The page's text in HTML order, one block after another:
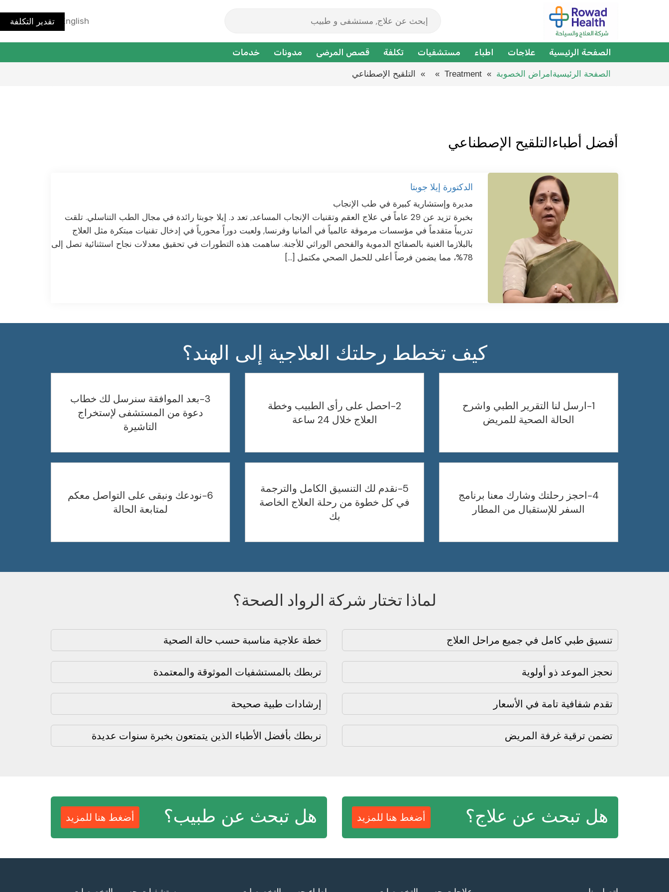
English تقدير التكلفة
الصفحة الرئيسية علاجات اطباء مستشفيات تكلفة قصص المرضى مدونات خدمات
الصفحة الرئيسية » Treatment » امراض الخصوبة » التلقيح الإصطناعي
أفضل أطباءالتلقيح الإصطناعي
الدكتورة إيلا جوبتا
مديرة وإستشارية كبيرة في طب الإنجاب
بخبرة تزيد عن 29 عاماً في علاج العقم وتقنيات الإنجاب المساعد, تعد د. إيلا جوبتا رائدة في مجال الطب التناسلي. تلقت
تدريباً متقدماً في مؤسسات مرموقة عالمياً في ألمانيا وفرنسا, ولعبت دوراً محورياً في إدخال تقنيات مبتكرة مثل العلاج
بالبلازما الغنية بالصفائح الدموية والفحص الوراثي للأجنة. ساهمت هذه التطورات في تحقيق معدلات نجاح استثنائية تصل إلى
78%، مما يضمن فرصاً أعلى للحمل الصحي مكتمل […]
كيف تخطط رحلتك العلاجية إلى الهند؟
3-بعد الموافقة سنرسل لك خطاب
دعوة من المستشفى لإستخراج
التاشيرة
2-احصل على رأى الطبيب وخطة
العلاج خلال 24 ساعة
1-ارسل لنا التقرير الطبي واشرح
الحالة الصحية للمريض
6-نودعك ونبقى على التواصل معكم
لمتابعة الحالة
5-نقدم لك التنسيق الكامل والترجمة
في كل خطوة من رحلة العلاج الخاصة
بك
4-احجز رحلتك وشارك معنا برنامج
السفر للإستقبال من المطار
لماذا تختار شركة الرواد الصحة؟
خطة علاجية مناسبة حسب حالة الصحية
تربطك بالمستشفيات الموثوقة والمعتمدة
إرشادات طبية صحيحة
نربطك بأفضل الأطباء الذين يتمتعون بخبرة سنوات عديدة
تنسيق طبي كامل في جميع مراحل العلاج
نحجز الموعد ذو أولوية
تقدم شفافية تامة في الأسعار
تضمن ترقية غرفة المريض
هل تبحث عن طبيب؟ أضغط هنا للمزيد هل تبحث عن علاج؟ أضغط هنا للمزيد